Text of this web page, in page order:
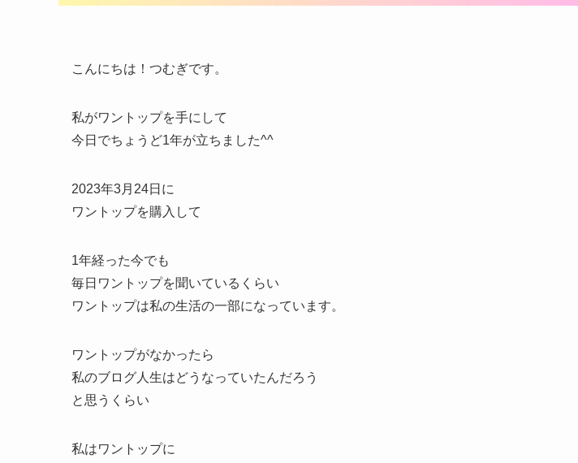
こんにちは！つむぎです。
私がワントップを手にして
今日でちょうど1年が立ちました^^
2023年3月24日に
ワントップを購入して
1年経った今でも
毎日ワントップを聞いているくらい
ワントップは私の生活の一部になっています。
ワントップがなかったら
私のブログ人生はどうなっていたんだろう
と思うくらい
私はワントップに